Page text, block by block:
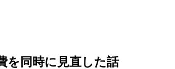
を同時に見直した話